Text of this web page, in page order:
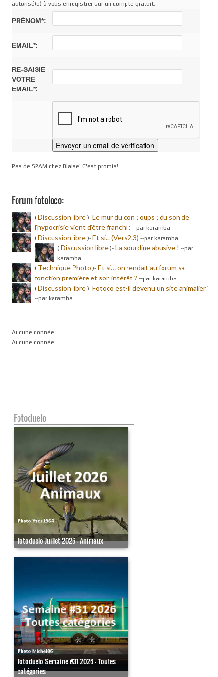
autorisé(e) à vous enregistrer sur un compte gratuit.
PRÉNOM*:
EMAIL*:
RE-SAISIE
VOTRE
EMAIL*:
Pas de SPAM chez Blaise! C'est promis!
Forum fotoloco:
( Discussion libre )- Le mur du con ; oups ; du son de
l’hypocrisie vient d’être franchi : --par karamba
( Discussion libre )- Et si... (Vers2.3) --par karamba
( Discussion libre )- La sourdine abusive ! --par
karamba
( Technique Photo )- Et si… on rendait au forum sa
fonction première et son intérêt ? --par karamba
( Discussion libre )- Fotoco est-il devenu un site animalier ?
--par karamba
Aucune donnée
Aucune donnée
Fotoduelo
fotoduelo Juillet 2026 - Animaux
fotoduelo Semaine #31 2026 - Toutes
catégories